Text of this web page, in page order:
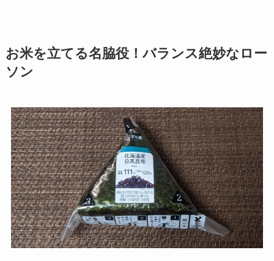
お米を立てる名脇役！バランス絶妙なロー
ソン